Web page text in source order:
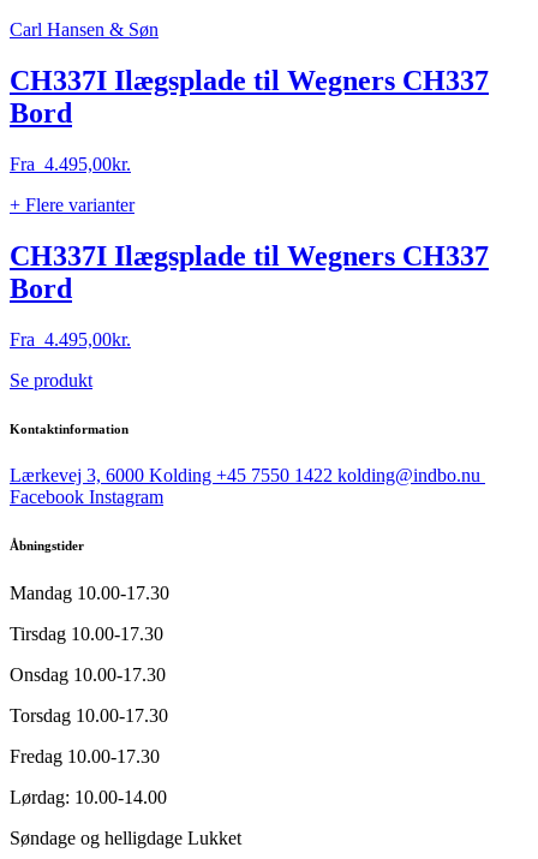
flere
Mulighederne
kan
varesiden
Carl Hansen & Søn
CH337I Ilægsplade til Wegners CH337
Bord
Fra 4.495,00kr.
+ Flere varianter
CH337I Ilægsplade til Wegners CH337
Bord
Fra 4.495,00kr.
Se produktDette
har
varianter.
Mulighederne
kan
Kontaktinformation
Lærkevej 3, 6000 Kolding +45 7550 1422 kolding@indbo.nu
Facebook Instagram
Åbningstider
Mandag 10.00-17.30
Tirsdag 10.00-17.30
Onsdag 10.00-17.30
Torsdag 10.00-17.30
Fredag 10.00-17.30
Lørdag: 10.00-14.00
Søndage og helligdage Lukket